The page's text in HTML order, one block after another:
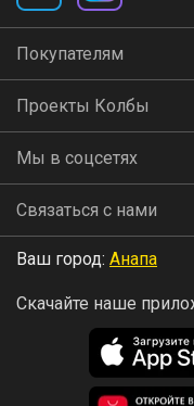
Покупателям
Проекты Колбы
Мы в соцсетях
Связаться с нами
Ваш город: Анапа
Скачайте наше